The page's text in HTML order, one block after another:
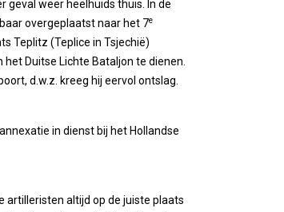
weer heelhuids thuis. In de
overgeplaatst naar het 7e
Teplitz (Teplice in Tsjechië)
Duitse Lichte Bataljon te dienen.
d.w.z. kreeg hij eervol ontslag.
in dienst bij het Hollandse
altijd op de juiste plaats